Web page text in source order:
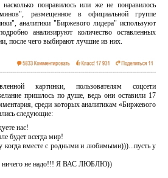
понравилось или же не понравилось
размещенное в официальной группе
аналитики "Биржевого лидера" используют
анализируют количество оставленных
после чего выбирают лучшие из них.
картинки, пользователям соцсети
пришлось по душе, ведь они оставили 17
среди которых аналитикам «Биржевого
следующие:
нас!
будет всегда мир!
когда вместе с родными и любимыми)))...пусть у
ничего не надо!!! Я ВАС ЛЮБЛЮ))